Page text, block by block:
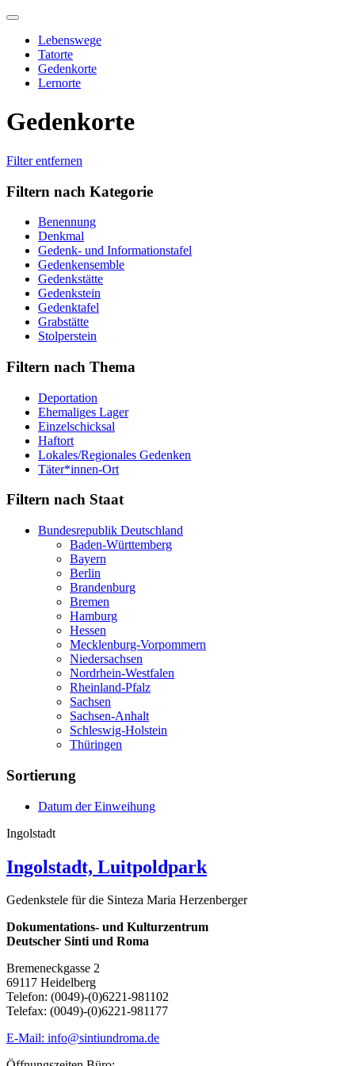
Skip
contentLebenswege
Tatorte
Gedenkorte
Lernorte
Gedenkorte
Filter entfernen
Filtern nach Kategorie
Benennung
Denkmal
Gedenk- und Informationstafel
Gedenkensemble
Gedenkstätte
Gedenkstein
Gedenktafel
Grabstätte
Stolperstein
Filtern nach Thema
Deportation
Ehemaliges Lager
Einzelschicksal
Haftort
Lokales/Regionales Gedenken
Täter*innen-Ort
Filtern nach Staat
Bundesrepublik Deutschland
Baden-Württemberg
Bayern
Berlin
Brandenburg
Bremen
Hamburg
Hessen
Mecklenburg-Vorpommern
Niedersachsen
Nordrhein-Westfalen
Rheinland-Pfalz
Sachsen
Sachsen-Anhalt
Schleswig-Holstein
Thüringen
Sortierung
Datum der Einweihung
Ingolstadt
Ingolstadt, Luitpoldpark
Gedenkstele für die Sinteza Maria Herzenberger
Dokumentations- und Kulturzentrum
Deutscher Sinti und Roma
Bremeneckgasse 2
69117 Heidelberg
Telefon: (0049)-(0)6221-981102
Telefax: (0049)-(0)6221-981177
E-Mail: info@sintiundroma.de